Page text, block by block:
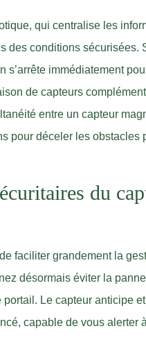
qui centralise les
des conditions sécurisées.
s’arrête immédiatement
de capteurs
entre un capteur
pour déceler les obstacles
du
faciliter grandement la
désormais éviter la
Le capteur anticipe
capable de vous alerter